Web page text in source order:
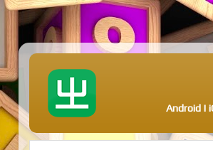
Android |